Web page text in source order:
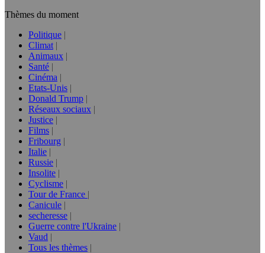
Thèmes du moment
Politique
Climat
Animaux
Santé
Cinéma
Etats-Unis
Donald Trump
Réseaux sociaux
Justice
Films
Fribourg
Italie
Russie
Insolite
Cyclisme
Tour de France
Canicule
secheresse
Guerre contre l'Ukraine
Vaud
Tous les thèmes